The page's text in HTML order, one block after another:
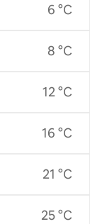
6 °C
8 °C
12 °C
16 °C
21 °C
25 °C